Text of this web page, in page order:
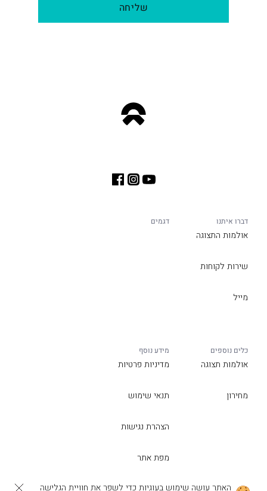
שליחה
דברו איתנו
אולמות התצוגה
שירות לקוחות
מייל
דגמים
כלים נוספים
אולמות תצוגה
מחירון
מידע נוסף
מדיניות פרטיות
תנאי שימוש
הצהרת נגישות
מפת אתר
האתר עושה שימוש בעוגיות כדי לשפר את חוויית הגלישה